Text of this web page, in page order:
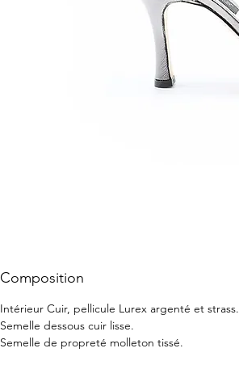
Composition
Intérieur Cuir, pellicule Lurex argenté et strass.
Semelle dessous cuir lisse.
Semelle de propreté molleton tissé.